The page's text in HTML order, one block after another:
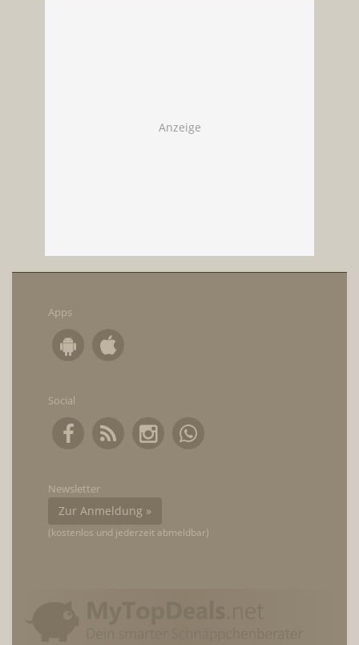
Apps
Social
Newsletter
Zur Anmeldung »
(kostenlos und jederzeit abmeldbar)